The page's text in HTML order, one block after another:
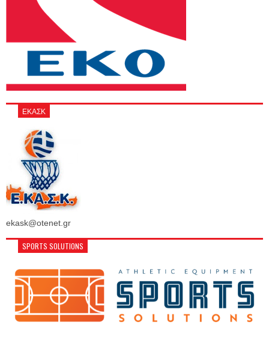
ΕΚΑΣΚ
ekask@otenet.gr
SPORTS SOLUTIONS